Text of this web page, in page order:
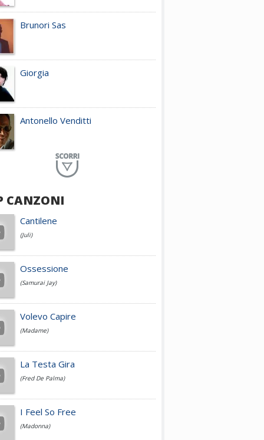
Brunori Sas
Giorgia
Antonello Venditti
Planet Funk
Achille Lauro
Cesare Cremonini
Jovanotti
Fedez
Simone Cristicchi
CANZONI
Cantilene
(Juli)
Ossessione
(Samurai Jay)
Volevo Capire
(Madame)
La Testa Gira
(Fred De Palma)
I Feel So Free
(Madonna)